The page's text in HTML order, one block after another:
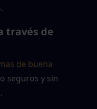
través de
de buena
seguros y sin